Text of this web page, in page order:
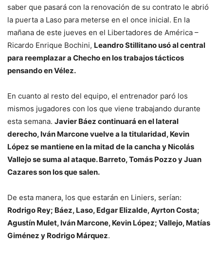
saber que pasará con la renovación de su contrato le abrió
la puerta a Laso para meterse en el once inicial. En la
mañana de este jueves en el Libertadores de América –
Ricardo Enrique Bochini, Leandro Stillitano usó al central
para reemplazar a Checho en los trabajos tácticos
pensando en Vélez.
En cuanto al resto del equipo, el entrenador paró los
mismos jugadores con los que viene trabajando durante
esta semana. Javier Báez continuará en el lateral
derecho, Iván Marcone vuelve a la titularidad, Kevin
López se mantiene en la mitad de la cancha y Nicolás
Vallejo se suma al ataque. Barreto, Tomás Pozzo y Juan
Cazares son los que salen.
De esta manera, los que estarán en Liniers, serían:
Rodrigo Rey; Báez, Laso, Edgar Elizalde, Ayrton Costa;
Agustín Mulet, Iván Marcone, Kevin López; Vallejo, Matías
Giménez y Rodrigo Márquez.